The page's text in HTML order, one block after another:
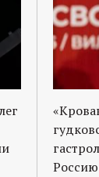
Россию